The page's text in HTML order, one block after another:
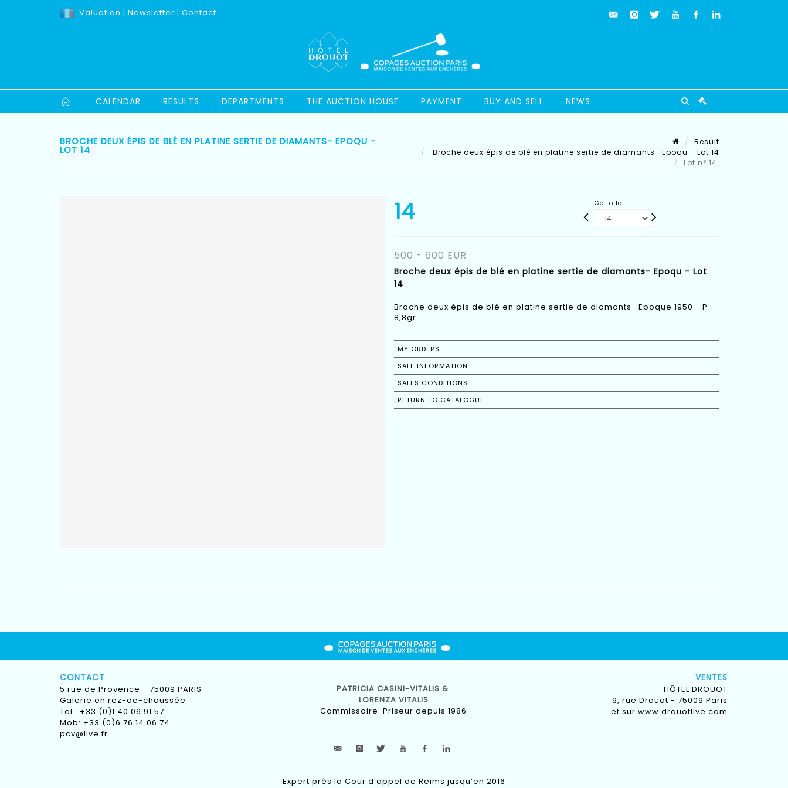
Valuation | Newsletter | Contact
CALENDAR RESULTS DEPARTMENTS THE AUCTION HOUSE PAYMENT BUY AND SELL NEWS
BROCHE DEUX ÉPIS DE BLÉ EN PLATINE SERTIE DE DIAMANTS- EPOQU -
LOT 14
Result
Broche deux épis de blé en platine sertie de diamants- Epoqu - Lot 14
Lot n° 14
14 Go to lot
500 - 600 EUR
Broche deux épis de blé en platine sertie de diamants- Epoqu - Lot
14
Broche deux épis de blé en platine sertie de diamants- Epoque 1950 - P :
8,8gr
MY ORDERS
SALE INFORMATION
SALES CONDITIONS
RETURN TO CATALOGUE
CONTACT
5 rue de Provence - 75009 PARIS
Galerie en rez-de-chaussée
Tel.: +33 (0)1 40 06 91 57
Mob: +33 (0)6 76 14 06 74
pcv@live.fr
PATRICIA CASINI-VITALIS &
LORENZA VITALIS
Commissaire-Priseur depuis 1986
VENTES
HÔTEL DROUOT
9, rue Drouot - 75009 Paris
et sur www.drouotlive.com
Expert près la Cour d’appel de Reims jusqu’en 2016